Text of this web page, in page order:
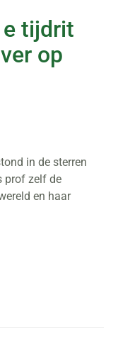
tijdrit
op
in de sterren
prof zelf de
en haar